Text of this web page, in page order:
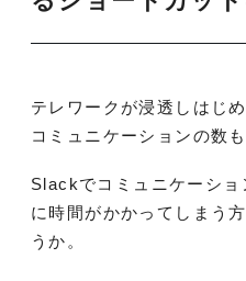
テレワークが浸透しはじ
コミュニケーションの数
Slackでコミュニケーショ
に時間がかかってしまう
うか。